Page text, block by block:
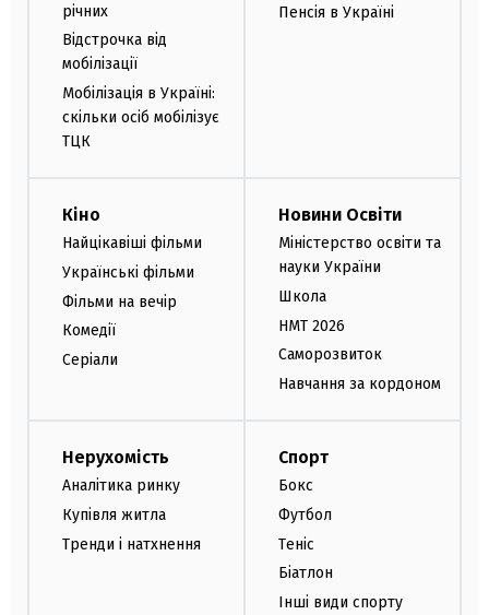
річних
Відстрочка від
мобілізації
Мобілізація в Україні:
скільки осіб мобілізує
ТЦК
Пенсія в Україні
Кіно
Найцікавіші фільми
Українські фільми
Фільми на вечір
Комедії
Серіали
Новини Освіти
Міністерство освіти та
науки України
Школа
НМТ 2026
Саморозвиток
Навчання за кордоном
Нерухомість
Аналітика ринку
Купівля житла
Тренди і натхнення
Спорт
Бокс
Футбол
Теніс
Біатлон
Інші види спорту